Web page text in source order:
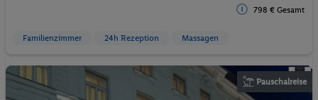
798 € Gesamt
Familienzimmer 24h Rezeption Massagen
Pauschalreise